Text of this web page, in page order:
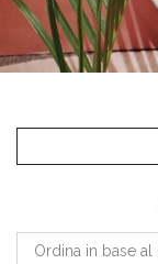
Ordina in base